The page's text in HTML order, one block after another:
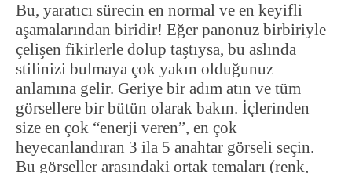
Bu, yaratıcı sürecin en normal ve en keyifli
aşamalarından biridir! Eğer panonuz birbiriyle
çelişen fikirlerle dolup taştıysa, bu aslında
stilinizi bulmaya çok yakın olduğunuz
anlamına gelir. Geriye bir adım atın ve tüm
görsellere bir bütün olarak bakın. İçlerinden
size en çok “enerji veren”, en çok
heyecanlandıran 3 ila 5 anahtar görseli seçin.
Bu görseller arasındaki ortak temaları (renk,